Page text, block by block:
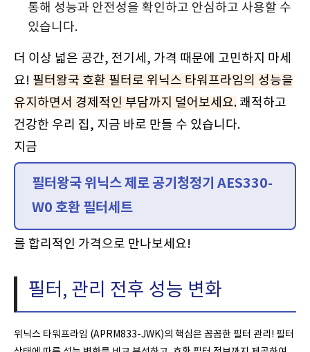
통해 성능과 안전성을 확인하고 안심하고 사용할 수
있습니다.
더 이상 넓은 공간, 전기세, 가격 때문에 고민하지 마세
요! 필터왕국 호환 필터로 위닉스 타워프라임의 성능을
유지하면서 경제적인 부담까지 덜어보세요.쾌적하고
건강한 우리 집, 지금 바로 만들 수 있습니다.
지금
필터왕국 위닉스 제로 공기청정기 AES330-
W0 호환 필터세트
를 합리적인 가격으로 만나보세요!
필터, 관리 전후 성능 변화
위닉스 타워프라임 (APRM833-JWK)의 핵심은 꼼꼼한 필터 관리! 필터